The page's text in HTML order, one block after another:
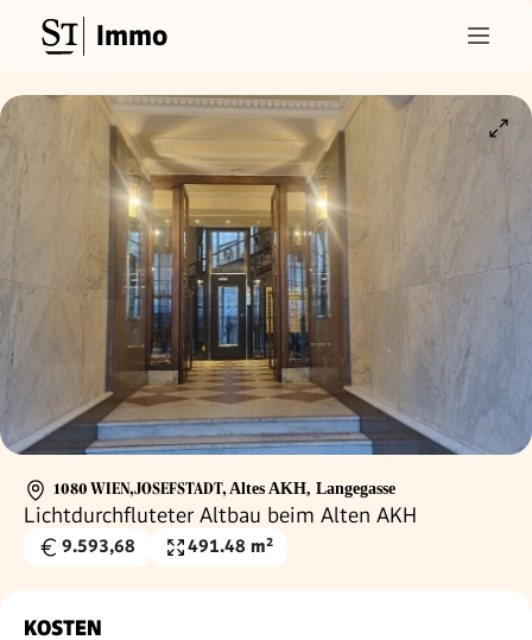
Immo
1080 WIEN,JOSEFSTADT, Altes AKH, Langegasse
Lichtdurchfluteter Altbau beim Alten AKH
Gesamtmiete
9.593,68
Nutzfläche
491.48 m²
KOSTEN